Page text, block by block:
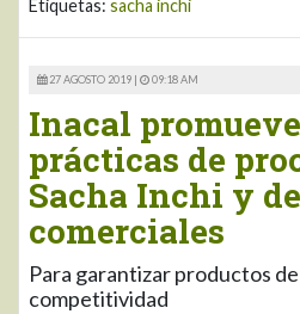
Etiquetas: sacha inchi
27 AGOSTO 2019 | 09:18 AM
Inacal
prácticas de
Sacha Inchi y
comerciales
Para garantizar productos
competitividad